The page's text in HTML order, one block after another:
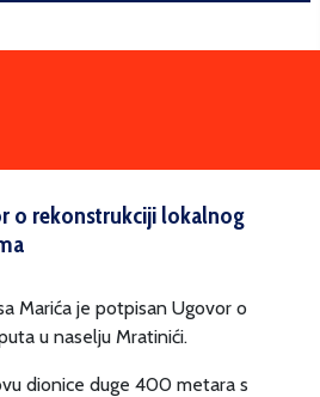
o rekonstrukciji lokalnog
Marića je potpisan Ugovor o
u naselju Mratinići.
dionice duge 400 metara s